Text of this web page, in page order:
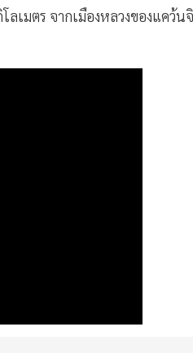
ลเมตร จากเมืองหลวงของแคว้น